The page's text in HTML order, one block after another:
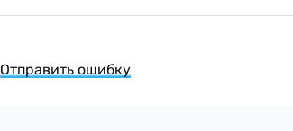
Отправить ошибку